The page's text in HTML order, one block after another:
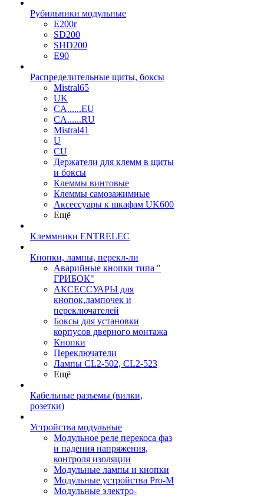
Рубильники модульные
E200r
SD200
SHD200
E90
Распределительные щиты, боксы
Mistral65
UK
CA......EU
CA......RU
Mistral41
U
CU
Держатели для клемм в щиты
и боксы
Клеммы винтовые
Клеммы самозажимные
Аксессуары к шкафам UK600
Ещё
Клеммники ENTRELEC
Кнопки, лампы, перекл-ли
Аварийные кнопки типа "
ГРИБОК"
АКСЕССУАРЫ для
кнопок,лампочек и
переключателей
Боксы для установки
корпусов дверного монтажа
Кнопки
Переключатели
Лампы CL2-502, CL2-523
Ещё
Кабельные разъемы (вилки,
розетки)
Устройства модульные
Модульное реле перекоса фаз
и падения напряжения,
контроля изоляции
Модульные лампы и кнопки
Модульные устройства Pro-M
Модульные электро-